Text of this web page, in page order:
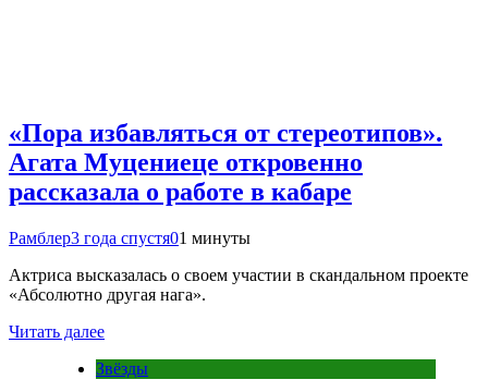
«Пора избавляться от стереотипов».
Агата Муцениеце откровенно
рассказала о работе в кабаре
Рамблер3 года спустя01 минуты
Актриса высказалась о своем участии в скандальном проекте
«Абсолютно другая нага».
Читать далее
Звёзды